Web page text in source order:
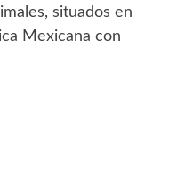
situados en
Mexicana con